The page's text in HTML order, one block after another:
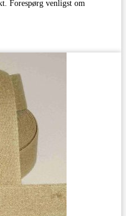
Forespørg venligst om